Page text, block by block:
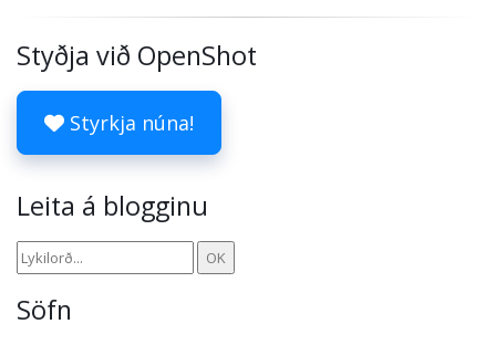
Styðja við OpenShot
Styrkja núna!
Leita á blogginu
Söfn